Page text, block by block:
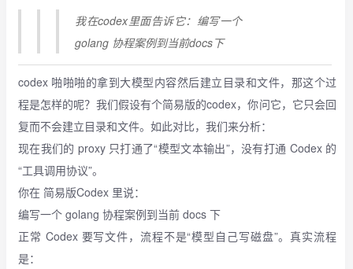
我在codex里面告诉它：编写一个
golang 协程案例到当前docs下
codex 啪啪啪的拿到大模型内容然后建立目录和文件，那这个过
程是怎样的呢？我们假设有个简易版的codex，你问它，它只会回
复而不会建立目录和文件。如此对比，我们来分析：
现在我们的 proxy 只打通了“模型文本输出”，没有打通 Codex 的
“工具调用协议”。
你在 简易版Codex 里说：
编写一个 golang 协程案例到当前 docs 下
正常 Codex 要写文件，流程不是“模型自己写磁盘”。真实流程
是：